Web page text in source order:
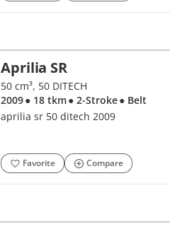
Aprilia SR
50 cm³, 50 DITECH
2009● 18 tkm● 2-Stroke● Belt
aprilia sr 50 ditech 2009
Favorite Compare